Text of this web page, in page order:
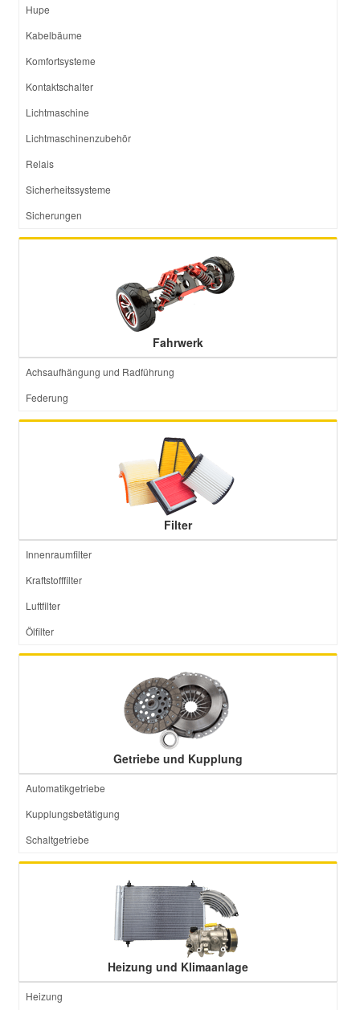
Hupe
Kabelbäume
Komfortsysteme
Kontaktschalter
Lichtmaschine
Lichtmaschinenzubehör
Relais
Sicherheitssysteme
Sicherungen
Fahrwerk
Achsaufhängung und Radführung
Federung
Filter
Innenraumfilter
Kraftstofffilter
Luftfilter
Ölfilter
Getriebe und Kupplung
Automatikgetriebe
Kupplungsbetätigung
Schaltgetriebe
Heizung und Klimaanlage
Heizung